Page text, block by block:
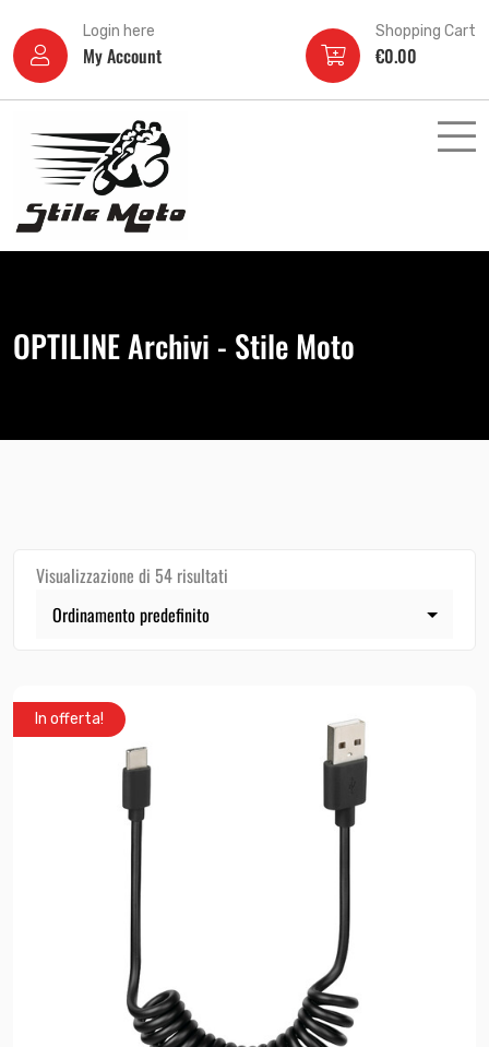
Login here
My Account
Shopping Cart
€0.00
OPTILINE Archivi - Stile Moto
Visualizzazione di 54 risultati
In offerta!